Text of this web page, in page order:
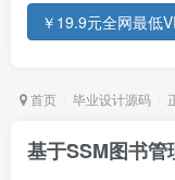
￥19.9元全网最低
首页 毕业设计源码
基于SSM图书管